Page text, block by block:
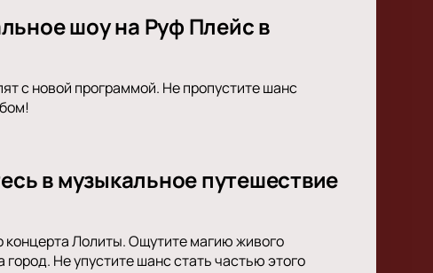
шоу на Руф Плейс в
с новой программой. Не пропустите шанс
в музыкальное путешествие
Лолиты. Ощутите магию живого
Не упустите шанс стать частью этого